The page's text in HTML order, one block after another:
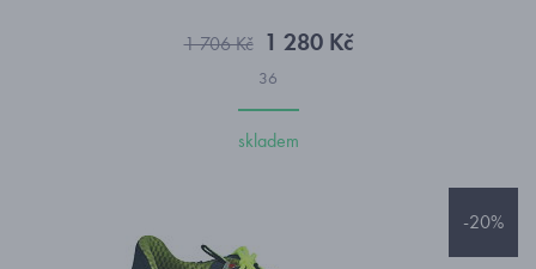
1 706 Kč 1 280 Kč
36
skladem
-20%